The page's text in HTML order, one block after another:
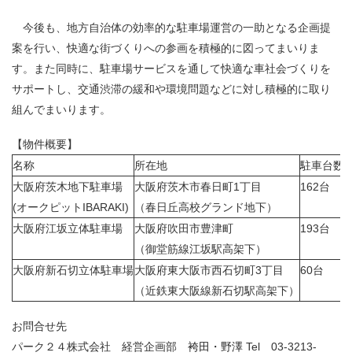
今後も、地方自治体の効率的な駐車場運営の一助となる企画提
案を行い、快適な街づくりへの参画を積極的に図ってまいりま
す。また同時に、駐車場サービスを通して快適な車社会づくりを
サポートし、交通渋滞の緩和や環境問題などに対し積極的に取り
組んでまいります。
【物件概要】
名称
所在地 駐車台数
大阪府茨木地下駐車場
(オークピットIBARAKI)
大阪府茨木市春日町1丁目
（春日丘高校グランド地下）
162台
大阪府江坂立体駐車場 大阪府吹田市豊津町
（御堂筋線江坂駅高架下）
193台
大阪府新石切立体駐車場大阪府東大阪市西石切町3丁目
（近鉄東大阪線新石切駅高架下）
60台
お問合せ先
パーク２４株式会社 経営企画部 袴田・野澤 Tel 03-3213-